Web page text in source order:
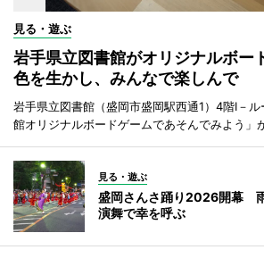
見る・遊ぶ
岩手県立図書館がオリジナルボ
色を生かし、みんなで楽しんで
岩手県立図書館（盛岡市盛岡駅西通1）4階I－
館オリジナルボードゲームであそんでみよう」
見る・遊ぶ
盛岡さんさ踊り2026開幕
演舞で幸を呼ぶ